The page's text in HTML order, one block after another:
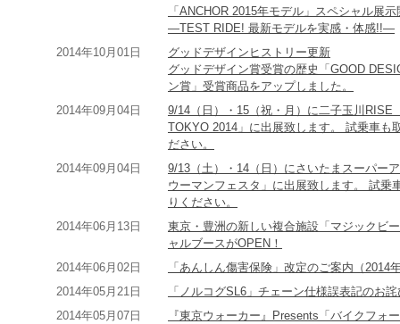
「ANCHOR 2015年モデル」スペシャル展示
―TEST RIDE! 最新モデルを実感・体感!!―
2014年10月01日
グッドデザインヒストリー更新
グッドデザイン賞受賞の歴史「GOOD
ン賞」受賞商品をアップしました。
2014年09月04日
9/14（日）・15（祝・月）に二子玉川RISE
TOKYO 2014」に出展致します。 試乗車も
ださい。
2014年09月04日
9/13（土）・14（日）にさいたまスーパー
ウーマンフェスタ」に出展致します。 試乗
りください。
2014年06月13日
東京・豊洲の新しい複合施設「マジックビ
ャルブースがOPEN！
2014年06月02日
「あんしん傷害保険」改定のご案内（2014
2014年05月21日
「ノルコグSL6」チェーン仕様誤表記のお
2014年05月07日
『東京ウォーカー』Presents「バイクフ